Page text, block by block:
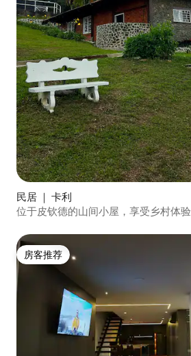
民居 ｜ 卡利
位于皮钦德的山间小屋，享受乡村体验
房客推荐
房客推荐